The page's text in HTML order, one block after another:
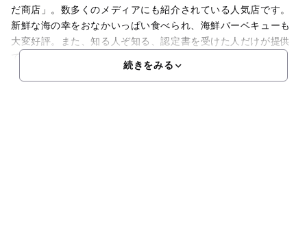
だ商店」。数多くのメディアにも紹介されている人気店です。
新鮮な海の幸をおなかいっぱい食べられ、海鮮バーベキューも
大変好評。また、知る人ぞ知る、認定書を受けた人だけが提供
できる「小田原丼」が食べられる店としても知られています
続きをみる